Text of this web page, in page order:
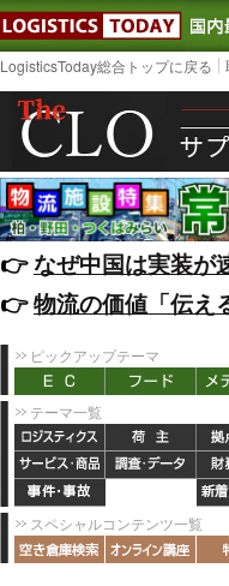
LogisticsToday総合トップに戻る
👉️なぜ中国は実装が
👉️物流の価値「伝え
ピックアップテーマ
テーマ一覧
スペシャルコンテンツ一覧